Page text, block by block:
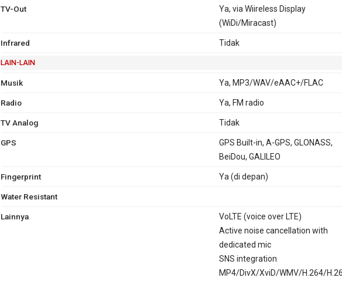
TV-Out
Ya, via Wiireless Display
(WiDi/Miracast)
Infrared Tidak
LAIN-LAIN
Musik Ya, MP3/WAV/eAAC+/FLAC
Radio Ya, FM radio
TV Analog Tidak
GPS
GPS Built-in, A-GPS, GLONASS,
BeiDou, GALILEO
Fingerprint Ya (di depan)
Water Resistant
Lainnya
VoLTE (voice over LTE)
Active noise cancellation with
dedicated mic
SNS integration
MP4/DivX/XviD/WMV/H.264/